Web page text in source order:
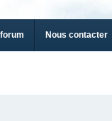
Nous contacter